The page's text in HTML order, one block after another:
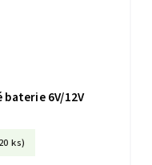
6V/12V
ks)